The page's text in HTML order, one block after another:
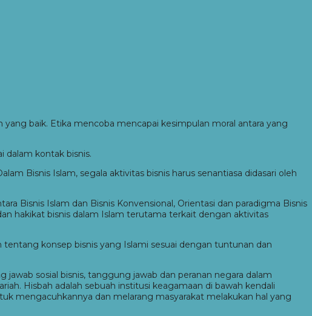
baik. Etika mencoba mencapai kesimpulan moral antara yang
dalam kontak bisnis.
Bisnis Islam, segala aktivitas bisnis harus senantiasa didasari oleh
Bisnis Islam dan Bisnis Konvensional, Orientasi dan paradigma Bisnis
hakikat bisnis dalam Islam terutama terkait dengan aktivitas
tentang konsep bisnis yang Islami sesuai dengan tuntunan dan
sosial bisnis, tanggung jawab dan peranan negara dalam
Hisbah adalah sebuah institusi keagamaan di bawah kendali
mengacuhkannya dan melarang masyarakat melakukan hal yang